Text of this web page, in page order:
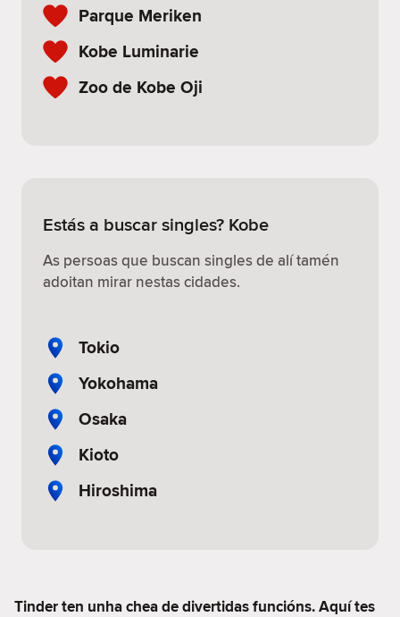
Parque Meriken
Kobe Luminarie
Zoo de Kobe Oji
Estás a buscar singles? Kobe
As persoas que buscan singles de alí tamén
adoitan mirar nestas cidades.
Tokio
Yokohama
Osaka
Kioto
Hiroshima
Tinder ten unha chea de divertidas funcións. Aquí tes